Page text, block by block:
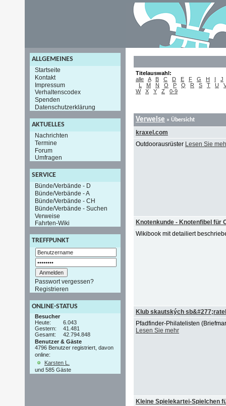
ALLGEMEINES
Startseite
Kontakt
Impressum
Verhaltenscodex
Spenden
Datenschutzerklärung
AKTUELLES
Nachrichten
Termine
Forum
Umfragen
SERVICE
Bünde/Verbände - D
Bünde/Verbände - A
Bünde/Verbände - CH
Bünde/Verbände - Suchen
Verweise
Fahrten-Wiki
TREFFPUNKT
Passwort vergessen?
Registrieren
ONLINE-STATUS
Besucher
Heute:
6.043
Gestern:
41.481
Gesamt:
42.794.848
Benutzer & Gäste
4796 Benutzer registriert, davon
online:
Karsten L.
und 585 Gäste
Titelauswahl:
alle
A B C D E F G H I
J
L
M N O P Q R S T U
W
X Y Z 0-9
Verweise » Übersicht
kraxel.com
Outdoorausrüster Lesen Sie
Knotenkunde - Knotenfibel für
Wikibook mit detailiert
Klub skautských
Pfadfinder-Philatelisten
Lesen Sie mehr
Kleine Spielekartei-Spielchen